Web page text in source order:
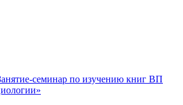
семинар по изучению книг ВП